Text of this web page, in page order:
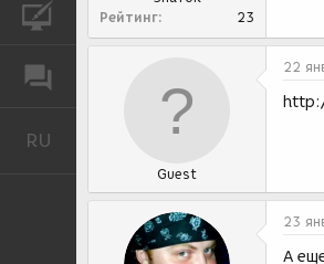
КУРСЫ
RU
Рейтинг
23
Guest
22
23
А